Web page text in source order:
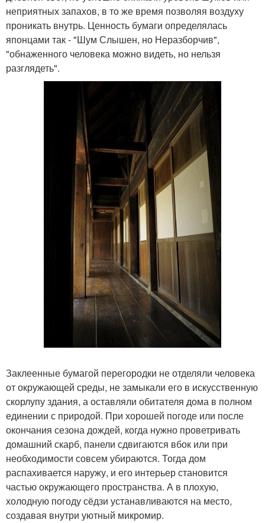
неприятных запахов, в то же время позволяя воздуху
проникать внутрь. Ценность бумаги определялась
японцами так - "Шум Слышен, но Неразборчив",
"обнаженного человека можно видеть, но нельзя
разглядеть".
Заклеенные бумагой перегородки не отделяли человека
от окружающей среды, не замыкали его в искусственную
скорлупу здания, а оставляли обитателя дома в полном
единении с природой. При хорошей погоде или после
окончания сезона дождей, когда нужно проветривать
домашний скарб, панели сдвигаются вбок или при
необходимости совсем убираются. Тогда дом
распахивается наружу, и его интерьер становится
частью окружающего пространства. А в плохую,
холодную погоду сёдзи устанавливаются на место,
создавая внутри уютный микромир.